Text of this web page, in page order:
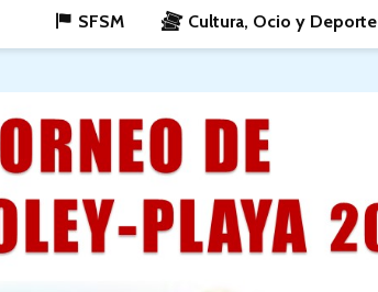
SFSM Cultura, Ocio y Deporte